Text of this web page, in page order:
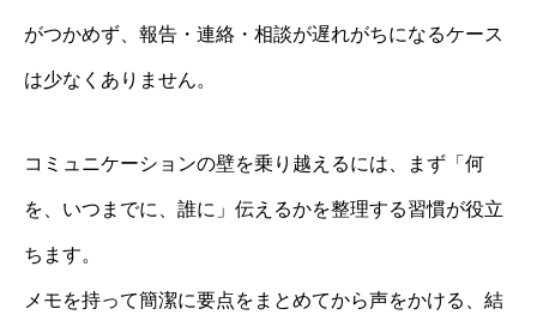
がつかめず、報告・連絡・相談が遅れがちになるケース
は少なくありません。
コミュニケーションの壁を乗り越えるには、まず「何
を、いつまでに、誰に」伝えるかを整理する習慣が役立
ちます。
メモを持って簡潔に要点をまとめてから声をかける、結